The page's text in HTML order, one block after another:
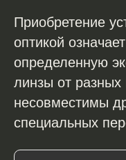
Приобретение
оптикой
определенную
линзы от разных
несовместимы
специальных
E-mail